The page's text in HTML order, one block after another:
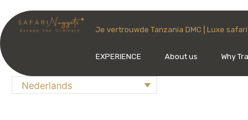
Je vertrouwde Tanzania DMC | Luxe
EXPERIENCE About us Why
Nederlands